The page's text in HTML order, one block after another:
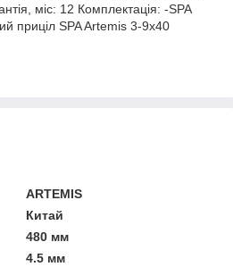
міс: 12 Комплектація: -SPA
приціл SPA Artemis 3-9x40
ARTEMIS
Китай
480 мм
4.5 мм